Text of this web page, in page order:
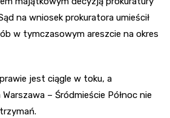
na wniosek prokuratora umieścił
w tymczasowym areszcie na okres
jest ciągle w toku, a
– Śródmieście Północ nie